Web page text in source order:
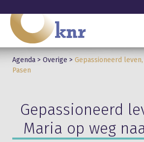
Agenda > Overige > Gepassioneerd
Pasen
Gepassioneerd
Maria op weg